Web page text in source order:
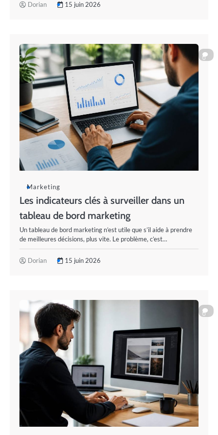
Dorian 15 juin 2026
0
Marketing
Les indicateurs clés à surveiller dans un
tableau de bord marketing
Un tableau de bord marketing n’est utile que s’il aide à prendre
de meilleures décisions, plus vite. Le problème, c’est…
Dorian 15 juin 2026
0